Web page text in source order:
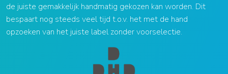
de juiste gemakkelijk handmatig gekozen kan worden. Dit
bespaart nog steeds veel tijd t.o.v. het met de hand
opzoeken van het juiste label zonder voorselectie.